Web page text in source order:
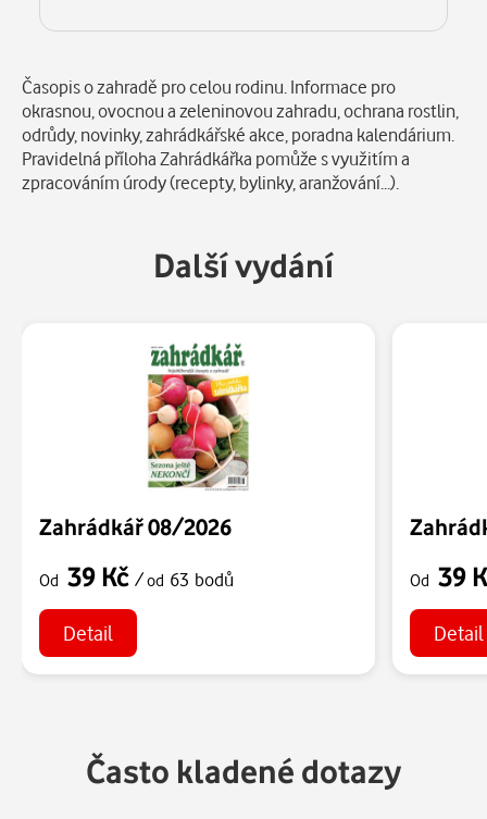
Popis
Časopis o zahradě pro celou rodinu. Informace pro
okrasnou, ovocnou a zeleninovou zahradu, ochrana rostlin,
odrůdy, novinky, zahrádkářské akce, poradna kalendárium.
Pravidelná příloha Zahrádkářka pomůže s využitím a
zpracováním úrody (recepty, bylinky, aranžování...).
Další vydání
Zahrádkář 08/2026
Od 39 Kč /od 63 bodů
Detail
Od 39
Detail
Často kladené dotazy